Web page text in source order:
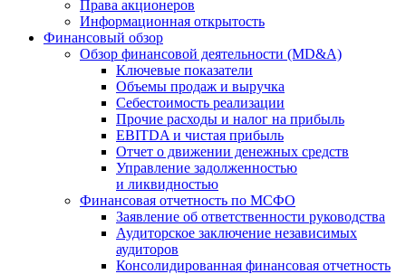
Права акционеров
Информационная открытость
Финансовый обзор
Обзор финансовой деятельности (MD&A)
Ключевые показатели
Объемы продаж и выручка
Себестоимость реализации
Прочие расходы и налог на прибыль
EBITDA и чистая прибыль
Отчет о движении денежных средств
Управление задолженностью
и ликвидностью
Финансовая отчетность по МСФО
Заявление об ответственности руководства
Аудиторское заключение независимых
аудиторов
Консолидированная финансовая отчетность